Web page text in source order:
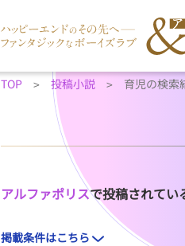
TOP 投稿小説 育児の検索
アルファポリスで投稿されてい
掲載条件はこちら